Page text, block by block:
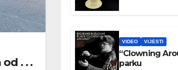
. . .
VIDEO VIJESTI
“Clowning
parku